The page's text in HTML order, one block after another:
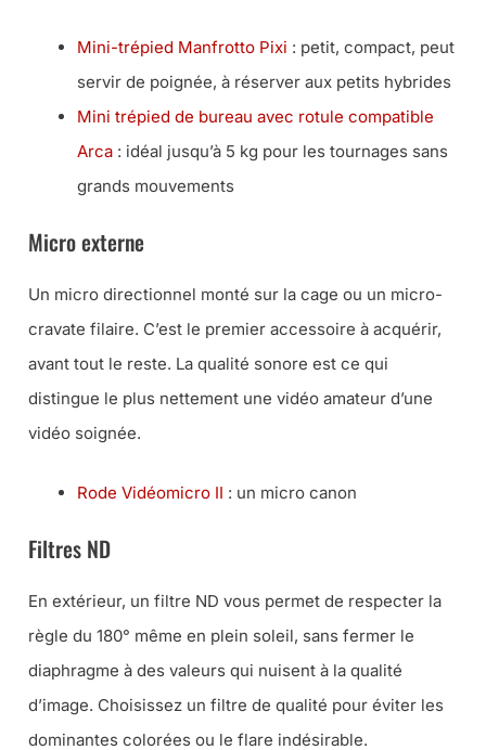
Mini-trépied Manfrotto Pixi : petit, compact, peut
servir de poignée, à réserver aux petits hybrides
Mini trépied de bureau avec rotule compatible
Arca : idéal jusqu’à 5 kg pour les tournages sans
grands mouvements
Micro externe
Un micro directionnel monté sur la cage ou un micro-
cravate filaire. C’est le premier accessoire à acquérir,
avant tout le reste. La qualité sonore est ce qui
distingue le plus nettement une vidéo amateur d’une
vidéo soignée.
Rode Vidéomicro II : un micro canon
Filtres ND
En extérieur, un filtre ND vous permet de respecter la
règle du 180° même en plein soleil, sans fermer le
diaphragme à des valeurs qui nuisent à la qualité
d’image. Choisissez un filtre de qualité pour éviter les
dominantes colorées ou le flare indésirable.